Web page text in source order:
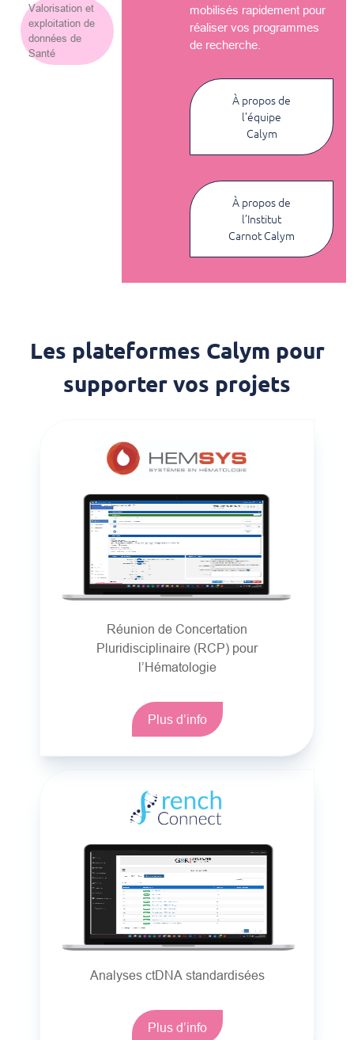
Valorisation et
exploitation de
données de
Santé
mobilisés rapidement pour
réaliser vos programmes
de recherche.
À propos de
l’équipe
Calym
À propos de
l’Institut
Carnot Calym
Les plateformes Calym pour
supporter vos projets
Réunion de Concertation
Pluridisciplinaire (RCP) pour
l’Hématologie
Plus d’info
Analyses ctDNA standardisées
Plus d’info